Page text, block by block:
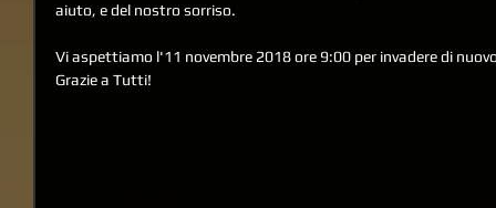
aiuto, e del nostro sorriso.
Vi aspettiamo l'11 novembre 2018 ore 9:00 per invadere di
Grazie a Tutti!